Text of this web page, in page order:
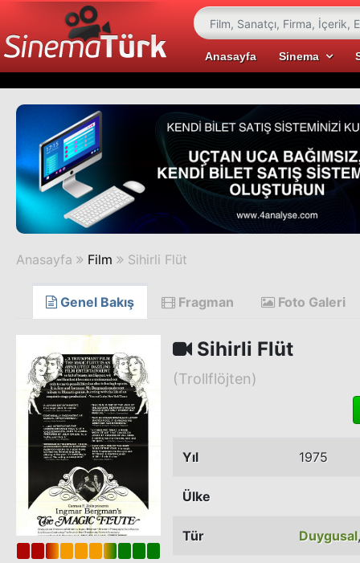
Anasayfa Sinema
Anasayfa Film Sihirli Flüt
Genel Bakış Fragman Foto Galeri
Sihirli Flüt
(Trollflöjten)
Yıl 1975
Ülke
Tür Duygusal